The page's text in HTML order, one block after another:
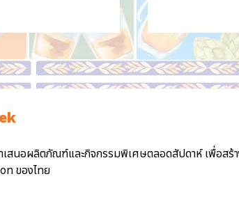
เสนอผลิตภัณฑ์และกิจกรรมพิเศษตลอดสัปดาห์ เพื่อสร้
ของไทย